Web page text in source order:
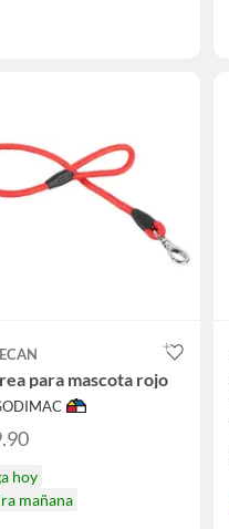
para mascota rojo
hoy
mañana